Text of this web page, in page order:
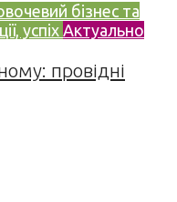
бізнес та
успіх Актуально
провідні